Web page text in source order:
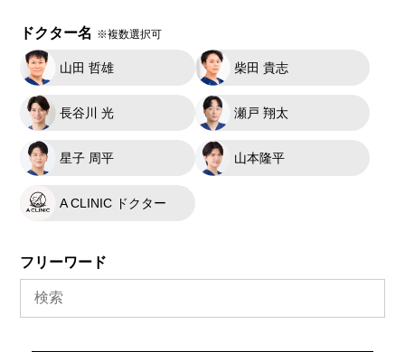
ドクター名 ※複数選択可
山田 哲雄 柴田 貴志
長谷川 光 瀬戸 翔太
星子 周平 山本隆平
A CLINIC ドクター
フリーワード